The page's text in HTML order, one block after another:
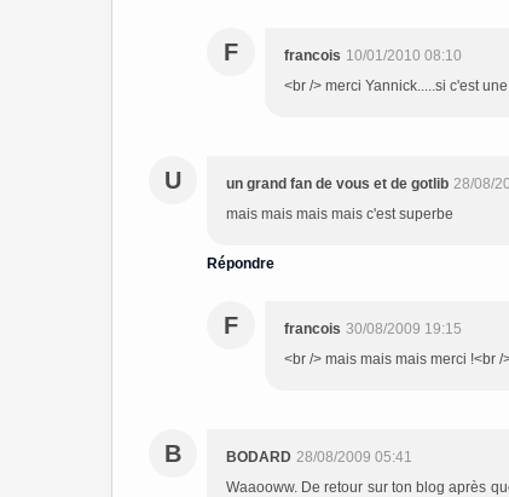
F francois 10/01/2010 08:10
<br /> merci Yannick.....si c'est
U un grand fan de vous et de gotlib 28/08/
mais mais mais mais c'est superbe
Répondre
F francois 30/08/2009 19:15
<br /> mais mais mais merci !<br /
B BODARD 28/08/2009 05:41
Waaooww. De retour sur ton blog après